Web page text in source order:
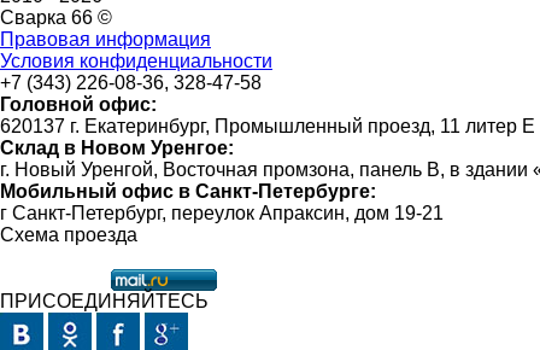
Сварка 66 ©
Правовая информация
Условия конфиденциальности
+7 (343) 226-08-36, 328-47-58
Головной офис:
620137 г. Екатеринбург, Промышленный проезд, 11 литер Е
Склад в Новом Уренгое:
г. Новый Уренгой, Восточная промзона, панель В, в
Мобильный офис в Санкт-Петербурге:
г Санкт-Петербург, переулок Апраксин, дом 19-21
Схема проезда
ПРИСОЕДИНЯЙТЕСЬ